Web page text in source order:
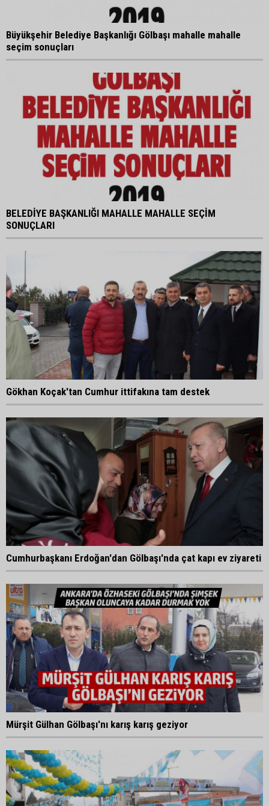
Büyükşehir Belediye Başkanlığı Gölbaşı mahalle mahalle
seçim sonuçları
BELEDİYE BAŞKANLIĞI MAHALLE MAHALLE SEÇİM
SONUÇLARI
Gökhan Koçak'tan Cumhur ittifakına tam destek
Cumhurbaşkanı Erdoğan'dan Gölbaşı'nda çat kapı ev ziyareti
Mürşit Gülhan Gölbaşı'nı karış karış geziyor